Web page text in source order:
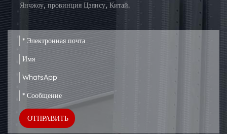
Янчжоу, провинция Цзянсу, Китай.
ОТПРАВИТЬ